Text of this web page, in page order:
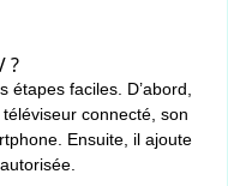
?
faciles. D’abord,
téléviseur connecté, son
Ensuite, il ajoute